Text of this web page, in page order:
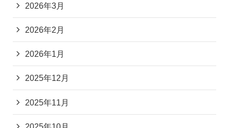
2026年3月
2026年2月
2026年1月
2025年12月
2025年11月